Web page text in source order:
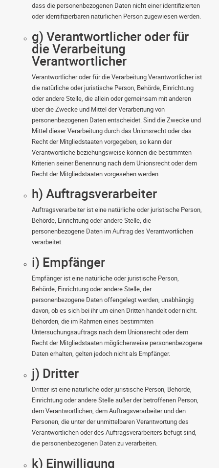
dass die personenbezogenen Daten nicht einer identifizierten
oder identifizierbaren natürlichen Person zugewiesen werden.
g) Verantwortlicher oder für
die Verarbeitung
Verantwortlicher
Verantwortlicher oder für die Verarbeitung Verantwortlicher ist
die natürliche oder juristische Person, Behörde, Einrichtung
oder andere Stelle, die allein oder gemeinsam mit anderen
über die Zwecke und Mittel der Verarbeitung von
personenbezogenen Daten entscheidet. Sind die Zwecke und
Mittel dieser Verarbeitung durch das Unionsrecht oder das
Recht der Mitgliedstaaten vorgegeben, so kann der
Verantwortliche beziehungsweise können die bestimmten
Kriterien seiner Benennung nach dem Unionsrecht oder dem
Recht der Mitgliedstaaten vorgesehen werden.
h) Auftragsverarbeiter
Auftragsverarbeiter ist eine natürliche oder juristische Person,
Behörde, Einrichtung oder andere Stelle, die
personenbezogene Daten im Auftrag des Verantwortlichen
verarbeitet.
i) Empfänger
Empfänger ist eine natürliche oder juristische Person,
Behörde, Einrichtung oder andere Stelle, der
personenbezogene Daten offengelegt werden, unabhängig
davon, ob es sich bei ihr um einen Dritten handelt oder nicht.
Behörden, die im Rahmen eines bestimmten
Untersuchungsauftrags nach dem Unionsrecht oder dem
Recht der Mitgliedstaaten möglicherweise personenbezogene
Daten erhalten, gelten jedoch nicht als Empfänger.
j) Dritter
Dritter ist eine natürliche oder juristische Person, Behörde,
Einrichtung oder andere Stelle außer der betroffenen Person,
dem Verantwortlichen, dem Auftragsverarbeiter und den
Personen, die unter der unmittelbaren Verantwortung des
Verantwortlichen oder des Auftragsverarbeiters befugt sind,
die personenbezogenen Daten zu verarbeiten.
k) Einwilligung